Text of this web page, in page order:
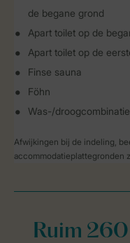
de begane grond
Apart toilet op de
Apart toilet op de
Finse sauna
Föhn
Was-/droogcombinatie
Afwijkingen bij de indeling,
accommodatieplattegronden
Ruim